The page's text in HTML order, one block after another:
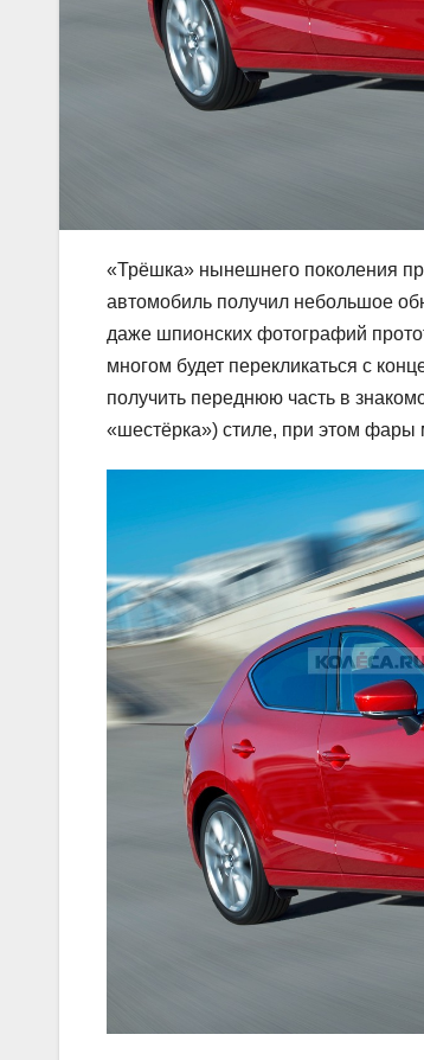
«Трёшка» нынешнего поколения
автомобиль получил небольшое
даже шпионских фотографий
многом будет перекликаться с
получить переднюю часть в
«шестёрка») стиле, при этом фары